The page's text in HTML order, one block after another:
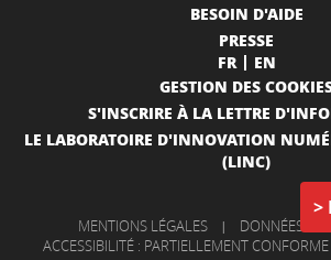
BESOIN D'AIDE
PRESSE
FR
EN
GESTION DES
S'INSCRIRE À LA LETTRE
LE LABORATOIRE D'INNOVATION
(LINC)
MENTIONS LÉGALES | DONNÉES
ACCESSIBILITÉ : PARTIELLEMENT CONFORME